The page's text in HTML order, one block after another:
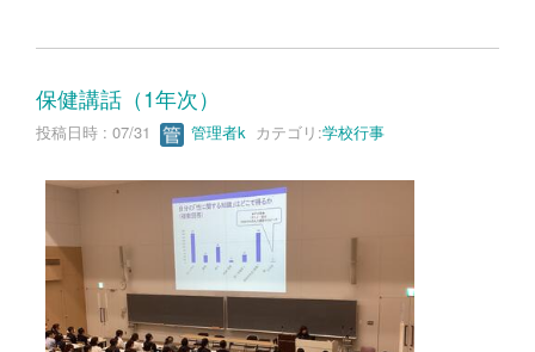
保健講話（1年次）
投稿日時 : 07/31 管理者k カテゴリ:学校行事